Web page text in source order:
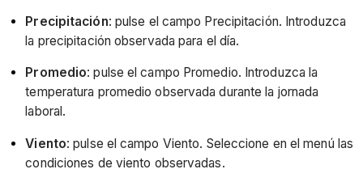
Precipitación: pulse el campo Precipitación. Introduzca
la precipitación observada para el día.
Promedio: pulse el campo Promedio. Introduzca la
temperatura promedio observada durante la jornada
laboral.
Viento: pulse el campo Viento. Seleccione en el menú las
condiciones de viento observadas.